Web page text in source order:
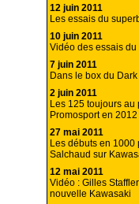
12 juin 2011
Les essais du
10 juin 2011
Vidéo des essais du
7 juin 2011
Dans le box du
2 juin 2011
Les 125 toujours
Promosport en 2012
27 mai 2011
Les débuts en
Salchaud sur
12 mai 2011
Vidéo : Gilles
nouvelle Kawasaki